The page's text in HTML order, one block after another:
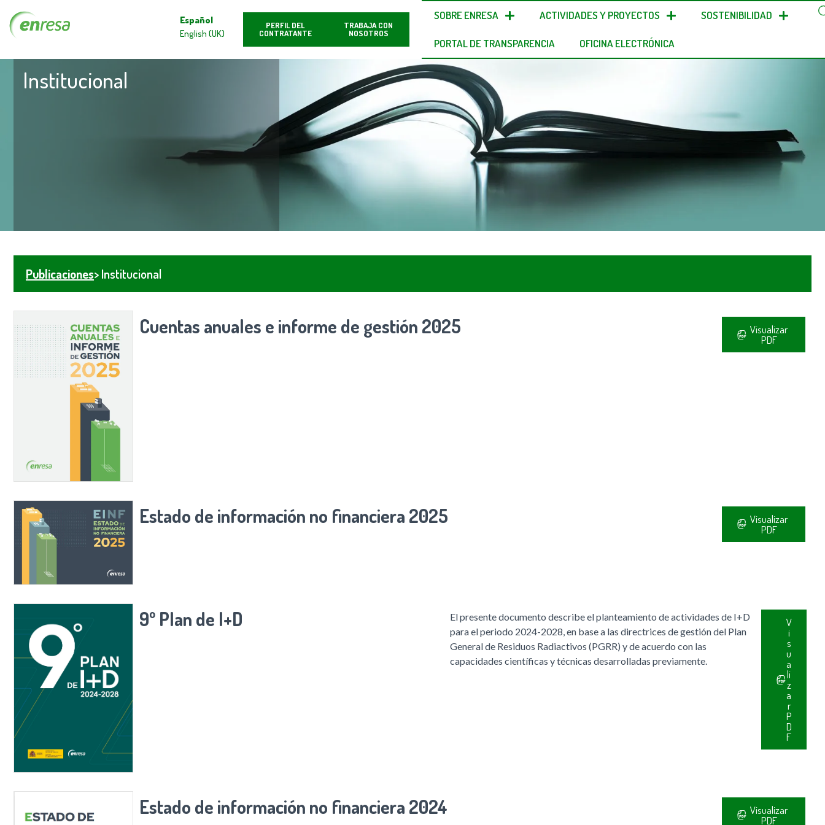
Español
English (UK)
PERFIL DEL
CONTRATANTE
TRABAJA CON
NOSOTROS
SOBRE ENRESA ACTIVIDADES Y PROYECTOS SOSTENIBILIDAD
PORTAL DE TRANSPARENCIA OFICINA ELECTRÓNICA
Institucional
Publicaciones> Institucional
Cuentas anuales e informe de gestión 2025
Visualizar
PDF
Estado de información no financiera 2025
Visualizar
PDF
9º Plan de I+D
El presente documento describe el planteamiento de actividades de I+D
para el periodo 2024-2028, en base a las directrices de gestión del Plan
General de Residuos Radiactivos (PGRR) y de acuerdo con las
capacidades científicas y técnicas desarrolladas previamente.
V
i
s
u
a
li
z
a
r
P
D
F
Estado de información no financiera 2024
Visualizar
PDF